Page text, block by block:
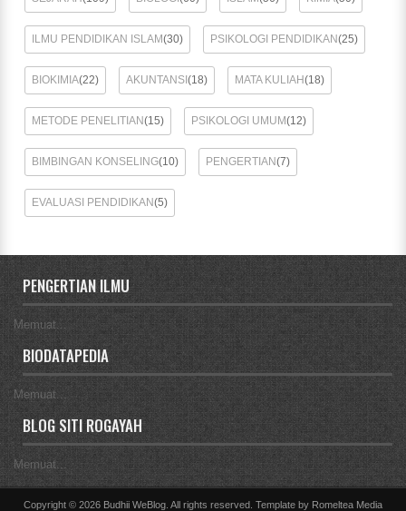
ILMU PENDIDIKAN ISLAM(30) PSIKOLOGI PENDIDIKAN(25)
BIOKIMIA(22) AKUNTANSI(18) MATA KULIAH(18)
METODE PENELITIAN(15) PSIKOLOGI UMUM(12)
BIMBINGAN KONSELING(10) PENGERTIAN(7)
EVALUASI PENDIDIKAN(5)
PENGERTIAN ILMU
Memuat...
BIODATAPEDIA
Memuat...
BLOG SITI ROGAYAH
Memuat...
Copyright © 2026 Budhii WeBlog . All rights reserved. Template by Romeltea Media